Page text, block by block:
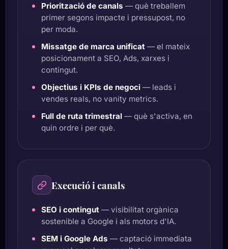
Priorització de canals — què treballem
primer segons impacte i pressupost, no
per moda.
Missatge de marca unificat — el mateix
posicionament a SEO, Ads, xarxes i
contingut.
Objectius i KPIs de negoci — leads i
vendes reals, no vanity metrics.
Full de ruta trimestral — què s'activa, en
quin ordre i per què.
Execució i canals
SEO i contingut — visibilitat orgànica
sostenible a Google i als motors d'IA.
SEM i Google Ads — captació immediata